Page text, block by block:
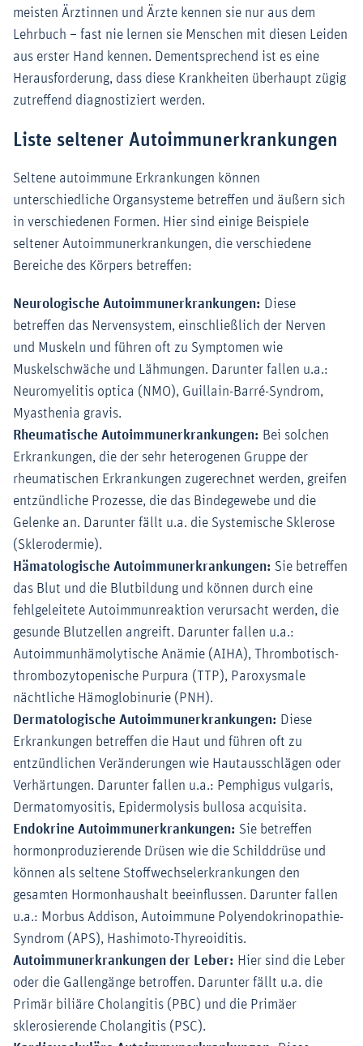
meisten Ärztinnen und Ärzte kennen sie nur aus dem
Lehrbuch – fast nie lernen sie Menschen mit diesen Leiden
aus erster Hand kennen. Dementsprechend ist es eine
Herausforderung, dass diese Krankheiten überhaupt zügig
zutreffend diagnostiziert werden.
Liste seltener Autoimmunerkrankungen
Seltene autoimmune Erkrankungen können
unterschiedliche Organsysteme betreffen und äußern sich
in verschiedenen Formen. Hier sind einige Beispiele
seltener Autoimmunerkrankungen, die verschiedene
Bereiche des Körpers betreffen:
Neurologische Autoimmunerkrankungen: Diese
betreffen das Nervensystem, einschließlich der Nerven
und Muskeln und führen oft zu Symptomen wie
Muskelschwäche und Lähmungen. Darunter fallen u.a.:
Neuromyelitis optica (NMO), Guillain-Barré-Syndrom,
Myasthenia gravis.
Rheumatische Autoimmunerkrankungen: Bei solchen
Erkrankungen, die der sehr heterogenen Gruppe der
rheumatischen Erkrankungen zugerechnet werden, greifen
entzündliche Prozesse, die das Bindegewebe und die
Gelenke an. Darunter fällt u.a. die Systemische Sklerose
(Sklerodermie).
Hämatologische Autoimmunerkrankungen: Sie betreffen
das Blut und die Blutbildung und können durch eine
fehlgeleitete Autoimmunreaktion verursacht werden, die
gesunde Blutzellen angreift. Darunter fallen u.a.:
Autoimmunhämolytische Anämie (AIHA), Thrombotisch-
thrombozytopenische Purpura (TTP), Paroxysmale
nächtliche Hämoglobinurie (PNH).
Dermatologische Autoimmunerkrankungen: Diese
Erkrankungen betreffen die Haut und führen oft zu
entzündlichen Veränderungen wie Hautausschlägen oder
Verhärtungen. Darunter fallen u.a.: Pemphigus vulgaris,
Dermatomyositis, Epidermolysis bullosa acquisita.
Endokrine Autoimmunerkrankungen: Sie betreffen
hormonproduzierende Drüsen wie die Schilddrüse und
können als seltene Stoffwechselerkrankungen den
gesamten Hormonhaushalt beeinflussen. Darunter fallen
u.a.: Morbus Addison, Autoimmune Polyendokrinopathie-
Syndrom (APS), Hashimoto-Thyreoiditis.
Autoimmunerkrankungen der Leber: Hier sind die Leber
oder die Gallengänge betroffen. Darunter fällt u.a. die
Primär biliäre Cholangitis (PBC) und die Primäer
sklerosierende Cholangitis (PSC).